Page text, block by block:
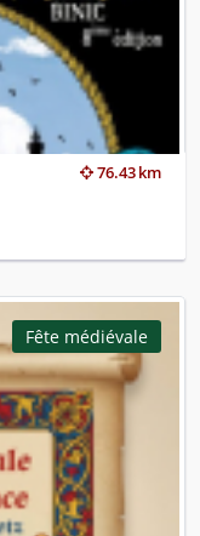
76.43 km
Fête médiévale